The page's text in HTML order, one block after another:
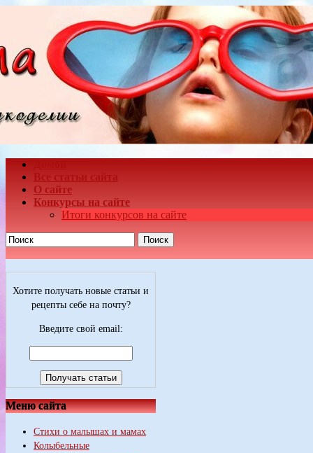
Все статьи сайта
О сайте
Конкурсы на сайте
Итоги конкурсов на сайте
Поиск
Хотите получать новые статьи и
рецепты себе на почту?
Введите свой email:
Меню сайта
Стихи о малышах и мамах
Колыбельные